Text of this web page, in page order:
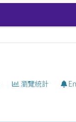
瀏覽統計